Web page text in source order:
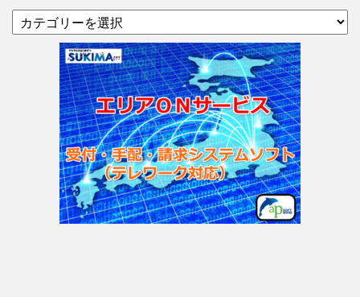
テ